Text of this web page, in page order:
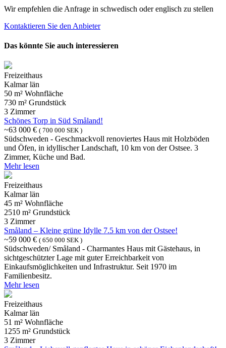
Wir empfehlen die Anfrage in schwedisch oder englisch zu stellen
Kontaktieren Sie den Anbieter
Das könnte Sie auch interessieren
Freizeithaus
Kalmar län
50 m² Wohnfläche
730 m² Grundstück
3 Zimmer
Schönes Torp in Süd Småland!
~63 000 € ( 700 000 SEK )
Südschweden - Geschmackvoll renoviertes Haus mit Holzböden
und Öfen, in idyllischer Landschaft, 10 km von der Ostsee. 3
Zimmer, Küche und Bad.
Mehr lesen
Freizeithaus
Kalmar län
45 m² Wohnfläche
2510 m² Grundstück
3 Zimmer
Småland – Kleine grüne Idylle 7.5 km von der Ostsee!
~59 000 € ( 650 000 SEK )
Südschweden/ Småland - Charmantes Haus mit Gästehaus, in
sichtgeschützter Lage mit guter Erreichbarkeit von
Einkaufsmöglichkeiten und Infrastruktur. Seit 1970 im
Familienbesitz.
Mehr lesen
Freizeithaus
Kalmar län
51 m² Wohnfläche
1255 m² Grundstück
3 Zimmer